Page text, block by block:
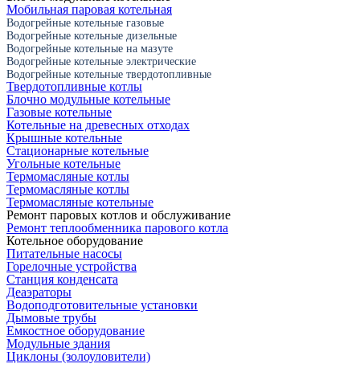
Мобильная паровая котельная
Водогрейные котельные газовые
Водогрейные котельные дизельные
Водогрейные котельные на мазуте
Водогрейные котельные электрические
Водогрейные котельные твердотопливные
Твердотопливные котлы
Блочно модульные котельные
Газовые котельные
Котельные на древесных отходах
Крышные котельные
Стационарные котельные
Угольные котельные
Термомасляные котлы
Термомасляные котлы
Термомасляные котельные
Ремонт паровых котлов и обслуживание
Ремонт теплообменника парового котла
Котельное оборудование
Питательные насосы
Горелочные устройства
Станция конденсата
Деаэраторы
Водоподготовительные установки
Дымовые трубы
Емкостное оборудование
Mодульные здания
Циклоны (золоуловители)